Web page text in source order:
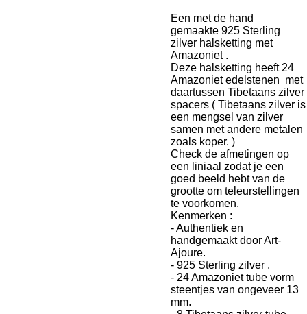
Een met de hand
gemaakte 925 Sterling
zilver halsketting met
Amazoniet .
Deze halsketting heeft 24
Amazoniet edelstenen met
daartussen Tibetaans zilver
spacers ( Tibetaans zilver is
een mengsel van zilver
samen met andere metalen
zoals koper. )
Check de afmetingen op
een liniaal zodat je een
goed beeld hebt van de
grootte om teleurstellingen
te voorkomen.
Kenmerken :
- Authentiek en
handgemaakt door Art-
Ajoure.
- 925 Sterling zilver .
- 24 Amazoniet tube vorm
steentjes van ongeveer 13
mm.